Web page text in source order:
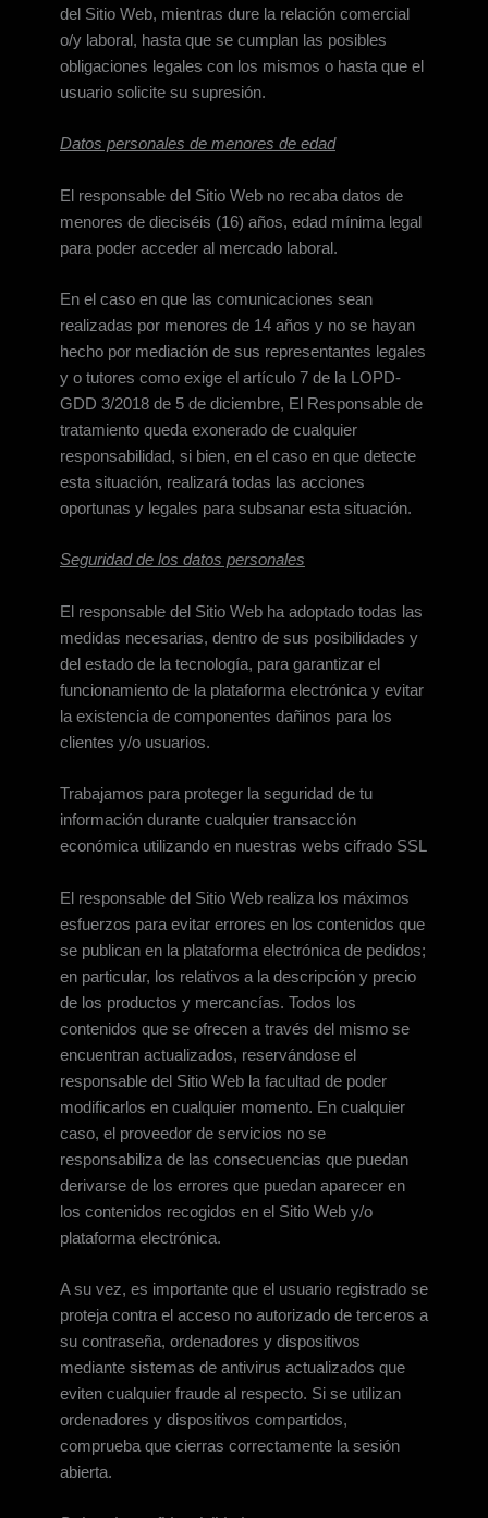
del Sitio Web, mientras dure la relación comercial
o/y laboral, hasta que se cumplan las posibles
obligaciones legales con los mismos o hasta que el
usuario solicite su supresión.
Datos personales de menores de edad
El responsable del Sitio Web no recaba datos de
menores de dieciséis (16) años, edad mínima legal
para poder acceder al mercado laboral.
En el caso en que las comunicaciones sean
realizadas por menores de 14 años y no se hayan
hecho por mediación de sus representantes legales
y o tutores como exige el artículo 7 de la LOPD-
GDD 3/2018 de 5 de diciembre, El Responsable de
tratamiento queda exonerado de cualquier
responsabilidad, si bien, en el caso en que detecte
esta situación, realizará todas las acciones
oportunas y legales para subsanar esta situación.
Seguridad de los datos personales
El responsable del Sitio Web ha adoptado todas las
medidas necesarias, dentro de sus posibilidades y
del estado de la tecnología, para garantizar el
funcionamiento de la plataforma electrónica y evitar
la existencia de componentes dañinos para los
clientes y/o usuarios.
Trabajamos para proteger la seguridad de tu
información durante cualquier transacción
económica utilizando en nuestras webs cifrado SSL
El responsable del Sitio Web realiza los máximos
esfuerzos para evitar errores en los contenidos que
se publican en la plataforma electrónica de pedidos;
en particular, los relativos a la descripción y precio
de los productos y mercancías. Todos los
contenidos que se ofrecen a través del mismo se
encuentran actualizados, reservándose el
responsable del Sitio Web la facultad de poder
modificarlos en cualquier momento. En cualquier
caso, el proveedor de servicios no se
responsabiliza de las consecuencias que puedan
derivarse de los errores que puedan aparecer en
los contenidos recogidos en el Sitio Web y/o
plataforma electrónica.
A su vez, es importante que el usuario registrado se
proteja contra el acceso no autorizado de terceros a
su contraseña, ordenadores y dispositivos
mediante sistemas de antivirus actualizados que
eviten cualquier fraude al respecto. Si se utilizan
ordenadores y dispositivos compartidos,
comprueba que cierras correctamente la sesión
abierta.